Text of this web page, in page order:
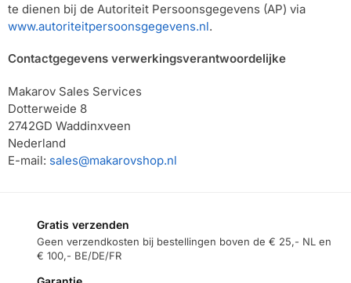
te dienen bij de Autoriteit Persoonsgegevens (AP) via
www.autoriteitpersoonsgegevens.nl.
Contactgegevens verwerkingsverantwoordelijke
Makarov Sales Services
Dotterweide 8
2742GD Waddinxveen
Nederland
E-mail: sales@makarovshop.nl
Gratis verzenden
Geen verzendkosten bij bestellingen boven de € 25,- NL en
€ 100,- BE/DE/FR